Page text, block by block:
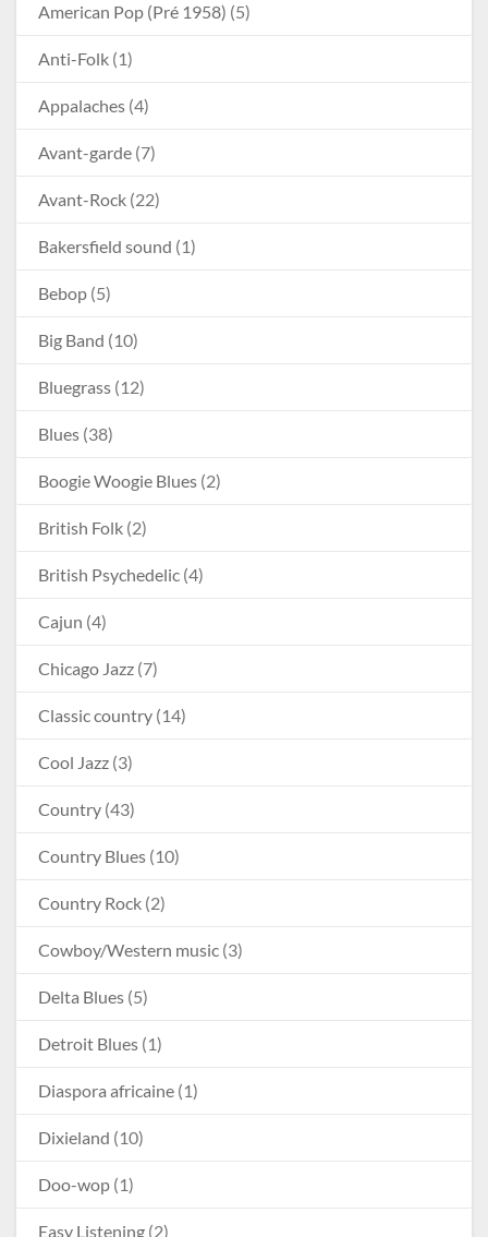
American Pop (Pré 1958) (5)
Anti-Folk (1)
Appalaches (4)
Avant-garde (7)
Avant-Rock (22)
Bakersfield sound (1)
Bebop (5)
Big Band (10)
Bluegrass (12)
Blues (38)
Boogie Woogie Blues (2)
British Folk (2)
British Psychedelic (4)
Cajun (4)
Chicago Jazz (7)
Classic country (14)
Cool Jazz (3)
Country (43)
Country Blues (10)
Country Rock (2)
Cowboy/Western music (3)
Delta Blues (5)
Detroit Blues (1)
Diaspora africaine (1)
Dixieland (10)
Doo-wop (1)
Easy Listening (2)